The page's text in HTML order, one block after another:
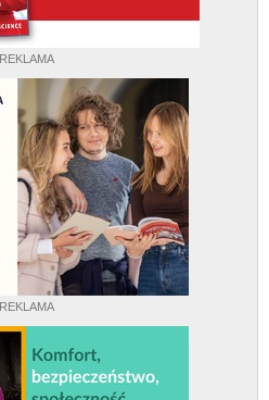
REKLAMA
REKLAMA